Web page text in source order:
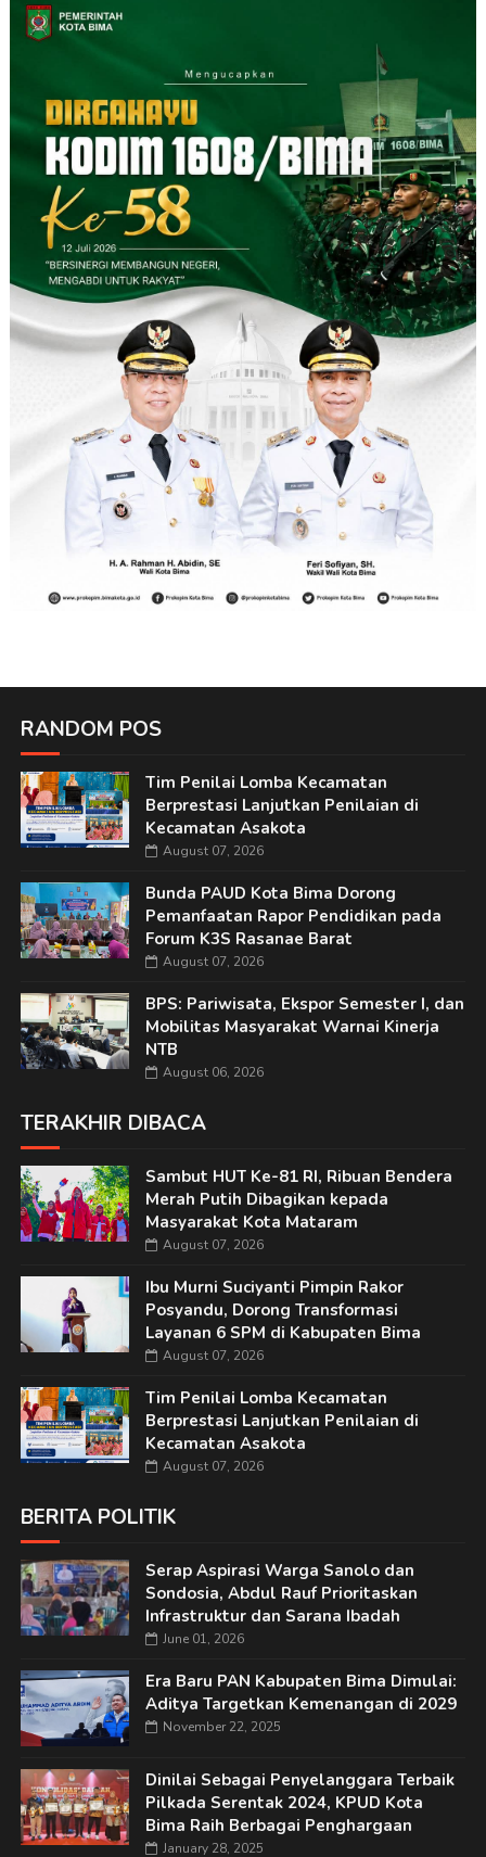
RANDOM POS
Tim Penilai Lomba Kecamatan
Berprestasi Lanjutkan Penilaian di
Kecamatan Asakota
August 07, 2026
Bunda PAUD Kota Bima Dorong
Pemanfaatan Rapor Pendidikan pada
Forum K3S Rasanae Barat
August 07, 2026
BPS: Pariwisata, Ekspor Semester I, dan
Mobilitas Masyarakat Warnai Kinerja
NTB
August 06, 2026
TERAKHIR DIBACA
Sambut HUT Ke-81 RI, Ribuan Bendera
Merah Putih Dibagikan kepada
Masyarakat Kota Mataram
August 07, 2026
Ibu Murni Suciyanti Pimpin Rakor
Posyandu, Dorong Transformasi
Layanan 6 SPM di Kabupaten Bima
August 07, 2026
Tim Penilai Lomba Kecamatan
Berprestasi Lanjutkan Penilaian di
Kecamatan Asakota
August 07, 2026
BERITA POLITIK
Serap Aspirasi Warga Sanolo dan
Sondosia, Abdul Rauf Prioritaskan
Infrastruktur dan Sarana Ibadah
June 01, 2026
Era Baru PAN Kabupaten Bima Dimulai:
Aditya Targetkan Kemenangan di 2029
November 22, 2025
Dinilai Sebagai Penyelanggara Terbaik
Pilkada Serentak 2024, KPUD Kota
Bima Raih Berbagai Penghargaan
January 28, 2025